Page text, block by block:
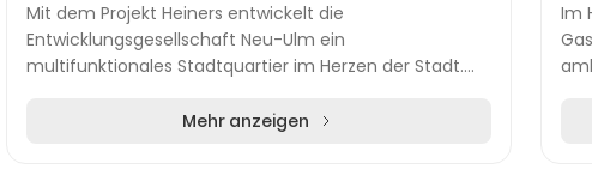
Mit dem Projekt Heiners entwickelt die
Entwicklungsgesellschaft Neu-Ulm ein
multifunktionales Stadtquartier im Herzen der Stadt.
Wohnen, Gastronomie...Mehr anzeigen
Im